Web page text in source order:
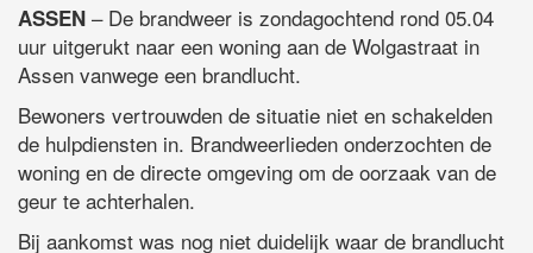
ASSEN – De brandweer is zondagochtend rond 05.04
uur uitgerukt naar een woning aan de Wolgastraat in
Assen vanwege een brandlucht.
Bewoners vertrouwden de situatie niet en schakelden
de hulpdiensten in. Brandweerlieden onderzochten de
woning en de directe omgeving om de oorzaak van de
geur te achterhalen.
Bij aankomst was nog niet duidelijk waar de brandlucht